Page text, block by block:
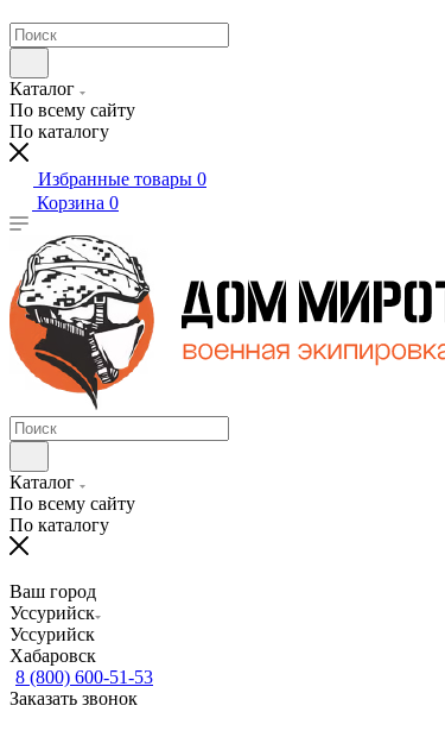
Каталог
По всему сайту
По каталогу
Избранные товары 0
Корзина 0
Каталог
По всему сайту
По каталогу
Ваш город
Уссурийск
Уссурийск
Хабаровск
8 (800) 600-51-53
Заказать звонок